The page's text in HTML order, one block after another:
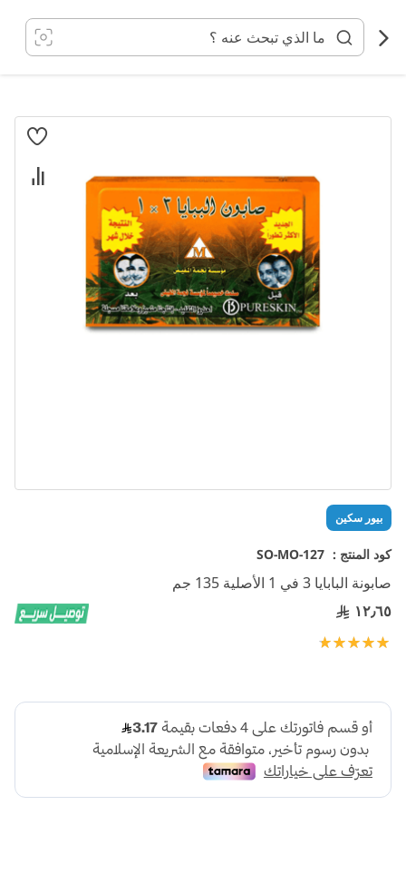
المحتوى
بيور سكين
كود المنتج : SO-MO-127
صابونة البابايا 3 في 1 الأصلية 135 جم
١٢٫٦٥
تقييم:
انتقل
تخطي
إلى
بداية
معرض
الصور